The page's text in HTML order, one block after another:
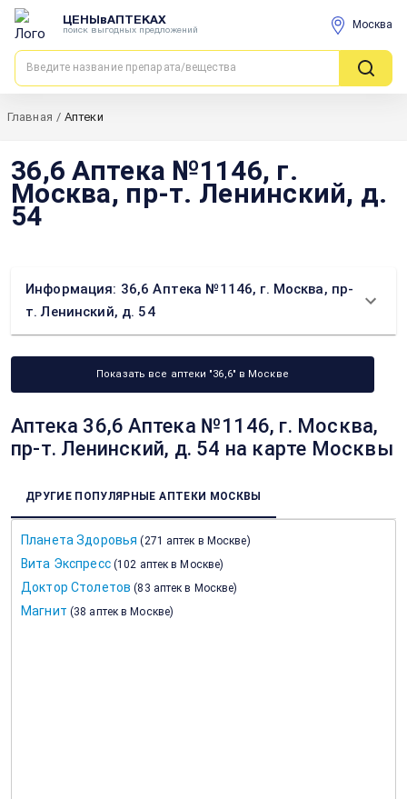
ЦЕНЫвАПТЕКАХ
поиск выгодных предложений Москва
Главная / Аптеки
36,6 Аптека №1146, г.
Москва, пр-т. Ленинский, д.
54
Информация: 36,6 Аптека №1146, г. Москва, пр-
т. Ленинский, д. 54
Показать все аптеки "36,6" в Москве
Аптека 36,6 Аптека №1146, г. Москва,
пр-т. Ленинский, д. 54 на карте Москвы
ДРУГИЕ ПОПУЛЯРНЫЕ АПТЕКИ МОСКВЫ
Планета Здоровья (271 аптек в Москве)
Вита Экспресс (102 аптек в Москве)
Доктор Столетов (83 аптек в Москве)
Магнит (38 аптек в Москве)